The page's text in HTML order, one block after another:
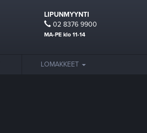
LIPUNMYYNTI
02 8376 9900
MA-PE klo 11-14
LOMAKKEET